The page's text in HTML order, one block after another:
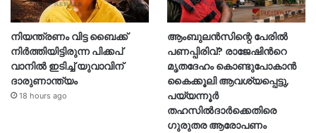
നിയന്ത്രണം വിട്ട ബൈക്ക്
നിർത്തിയിട്ടിരുന്ന പിക്കപ്
വാനിൽ ഇടിച്ച് യുവാവിന്
ദാരുണാന്ത്യം
18 hours ago
ആംബുലൻസിന്റെ പേരിൽ
പണപ്പിരിവ്? രാജേഷിന്‍റെ
മൃതദേഹം കൊണ്ടുപോകാൻ
കൈക്കൂലി ആവശ്യപ്പെട്ടു,
പയ്യന്നൂർ
തഹസിൽദാർക്കെതിരെ
ഗുരുതര ആരോപണം